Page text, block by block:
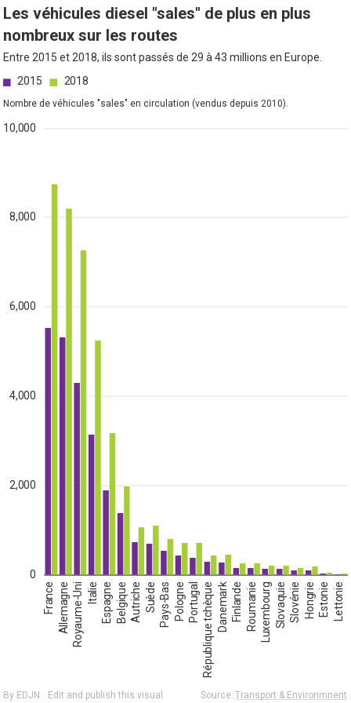
Les véhicules diesel "sales" de plus en plus
nombreux sur les routes
Entre 2015 et 2018, ils sont passés de 29 à 43 millions en Europe.
Nombre de véhicules "sales" en circulation (vendus depuis 2010).
2015 2018
France AllemagneRoyaume-UniItalie EspagneBelgiqueAutricheSuèdePays-BasPolognePortugalRépublique tchèqueDanemarkFinlandeRoumanieLuxembourgSlovaquieSlovénieHongrieEstonieLettonie
0
2,000
4,000
6,000
8,000
10,000
Source: Transport & Environmnent
Edit and publish this visual
By EDJN